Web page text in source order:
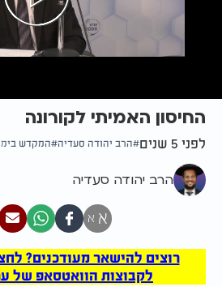
החיסון האמיתי לקורונה
לפני 5 שנים הרב יהודה סעדיה המקדש
הרב יהודה סעדיה
א א
רוצים להישאר מעודכנים?
לקבוצות הוואטסאפ של ערוץ